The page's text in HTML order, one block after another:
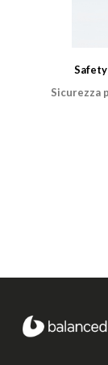
Sicurezza